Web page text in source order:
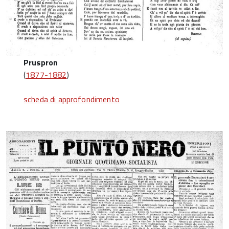
Pruspron
(1877-1882)
scheda di approfondimento